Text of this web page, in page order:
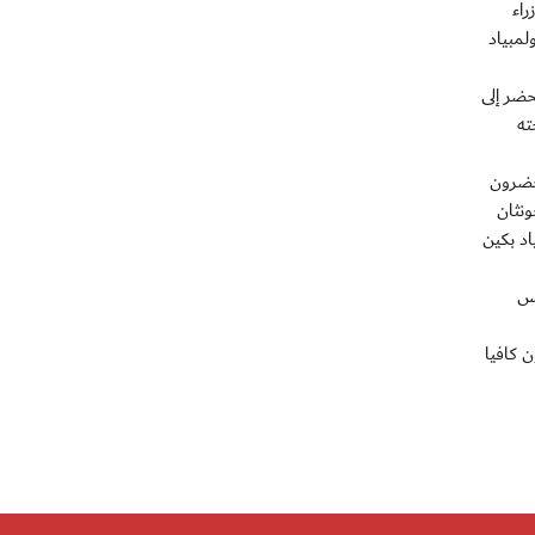
إلى
سيحضرون
دولة حضر إلى أولمبياد بكين
أنه سيكون كافيا